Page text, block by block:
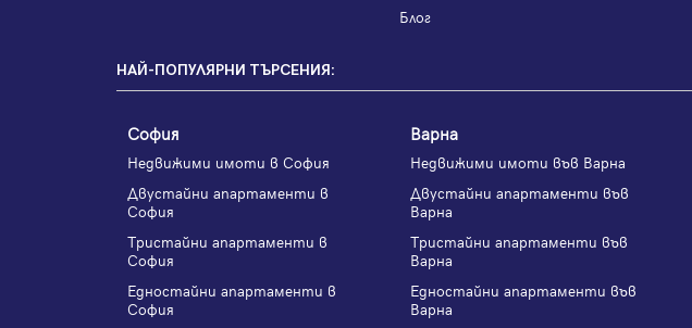
Блог
НАЙ-ПОПУЛЯРНИ ТЪРСЕНИЯ:
София
Недвижими имоти в София
Двустайни апартаменти в
София
Тристайни апартаменти в
София
Едностайни апартаменти в
София
Варна
Недвижими имоти във Варна
Двустайни апартаменти във
Варна
Тристайни апартаменти във
Варна
Едностайни апартаменти във
Варна